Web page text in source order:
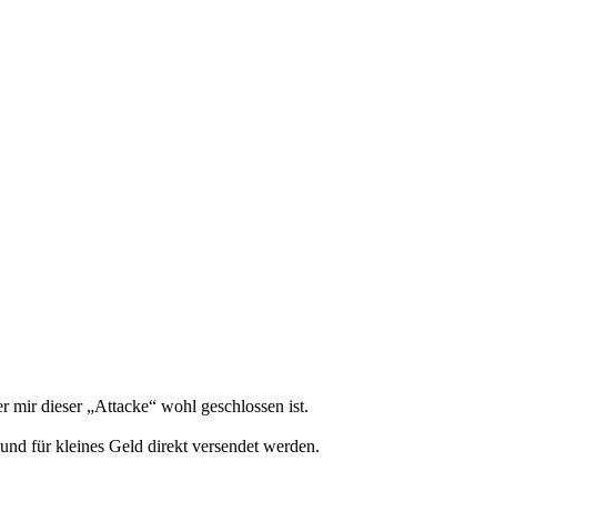
mir dieser „Attacke“ wohl geschlossen ist.
für kleines Geld direkt versendet werden.